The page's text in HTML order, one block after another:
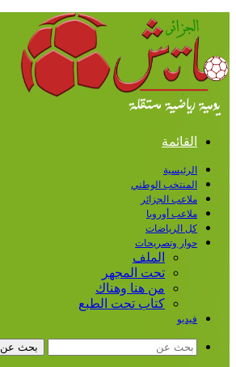
القائمة
الرئيسية
المنتخب الوطني
ملاعب الجزائر
ملاعب أوروبا
كل الرياضات
حوار وتصريحات
الملف
تحت المجهر
من هنا وهناك
كتاب تحت الطبع
فيديو
بحث عن